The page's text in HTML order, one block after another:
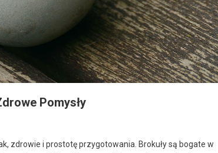
Pomysły
zdrowie i prostotę przygotowania. Brokuły są bogate w